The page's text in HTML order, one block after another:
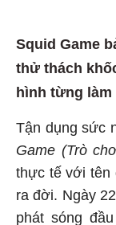
Squid Game
thử thách
hình từng làm
Tận dụng sức
Game (Trò
thực tế với tên
ra đời. Ngày
phát sóng